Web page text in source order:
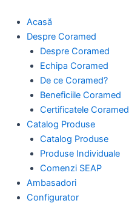
content
Acasă
Despre Coramed
Despre Coramed
Echipa Coramed
De ce Coramed?
Beneficiile Coramed
Certificatele Coramed
Catalog Produse
Catalog Produse
Produse Individuale
Comenzi SEAP
Ambasadori
Configurator